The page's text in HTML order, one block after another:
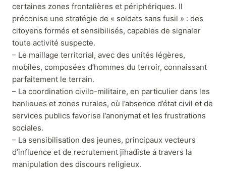
certaines zones frontalières et périphériques. Il
préconise une stratégie de « soldats sans fusil » : des
citoyens formés et sensibilisés, capables de signaler
toute activité suspecte.
– Le maillage territorial, avec des unités légères,
mobiles, composées d’hommes du terroir, connaissant
parfaitement le terrain.
– La coordination civilo-militaire, en particulier dans les
banlieues et zones rurales, où l’absence d’état civil et de
services publics favorise l’anonymat et les frustrations
sociales.
– La sensibilisation des jeunes, principaux vecteurs
d’influence et de recrutement jihadiste à travers la
manipulation des discours religieux.